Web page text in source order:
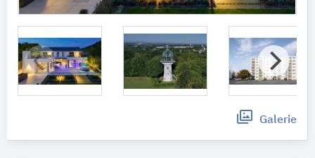
Galerie